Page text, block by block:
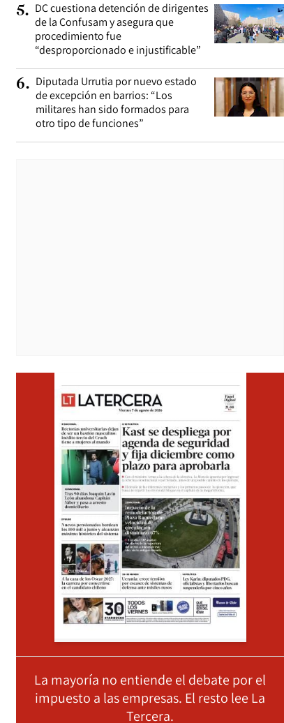
5. DC cuestiona detención de dirigentes
de la Confusam y asegura que
procedimiento fue
“desproporcionado e injustificable”
6. Diputada Urrutia por nuevo estado
de excepción en barrios: “Los
militares han sido formados para
otro tipo de funciones”
La mayoría no entiende el debate por el
impuesto a las empresas. El resto lee La
Tercera.